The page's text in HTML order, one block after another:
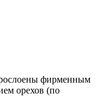
фирменным
орехов (по